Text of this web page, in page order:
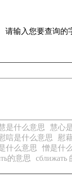
请输入您要查询的
是什么意思 慧心
唁是什么意思 慰
什么意思 憎是什
的意思 сближать